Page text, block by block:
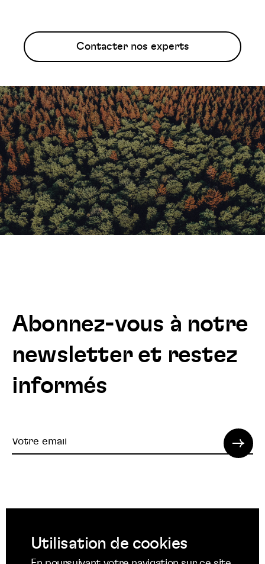
Contacter nos experts
Abonnez-vous à notre
newsletter et restez
informés
Votre
Utilisation de cookies